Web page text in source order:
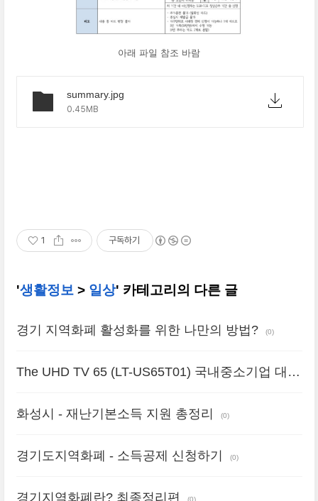
아래 파일 참조 바람
summary.jpg
0.45MB
1 구독하기
'생활정보> 일상' 카테고리의 다른 글
경기 지역화폐 활성화를 위한 나만의 방법? (0)
The UHD TV 65 (LT-US65T01) 국내중소기업 대우
화성시 - 재난기본소득 지원 총정리 (0)
경기도지역화폐 - 소득공제 신청하기 (0)
경기지역화폐란? 최종정리편 (0)